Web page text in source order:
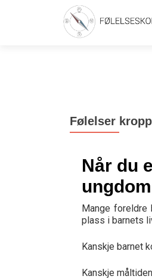
Følelser
Når du
ungdom
Mange foreldre
plass i barnets
Kanskje barnet
Kanskje